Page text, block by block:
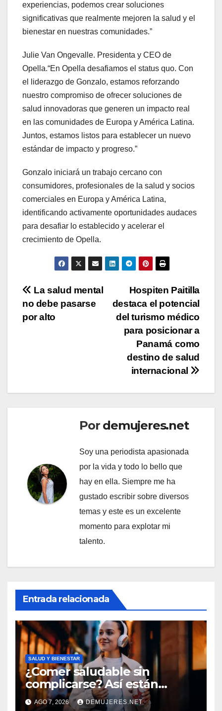
experiencias, podemos crear soluciones
significativas que realmente mejoren la salud y el
bienestar en nuestras comunidades.”
Julie Van Ongevalle. Presidenta y CEO de
Opella.“En Opella desafiamos el status quo. Con
el liderazgo de Gonzalo, estamos reforzando
nuestro compromiso de ofrecer soluciones de
salud innovadoras que generen un impacto real
en las comunidades de Europa y América Latina.
Juntos, estamos listos para establecer un nuevo
estándar de impacto y progreso.”
Gonzalo iniciará un trabajo cercano con
consumidores, profesionales de la salud y socios
comerciales en Europa y América Latina,
identificando activamente oportunidades audaces
para desafiar lo establecido y acelerar el
crecimiento de Opella.
Navegación
de
Hospiten Paitilla
destaca el potencial
del turismo médico
para posicionar a
Panamá como
destino de salud
internacional
La salud mental
no debe pasarse
por alto
Por demujeres.net
Soy una periodista apasionada
por la vida y todo lo bello que
hay en ella. Siempre me ha
gustado escribir sobre diversos
temas y este es un excelente
momento para explotar mi
talento.
Entrada relacionada
SALUD Y BIENESTAR
¿Comer saludable sin
complicarse? Así están
cambiando sus hábitos las
AGO 7, 2026 DEMUJERES.NET